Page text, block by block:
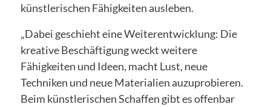
künstlerischen Fähigkeiten ausleben.
„Dabei geschieht eine Weiterentwicklung: Die
kreative Beschäftigung weckt weitere
Fähigkeiten und Ideen, macht Lust, neue
Techniken und neue Materialien auzuprobieren.
Beim künstlerischen Schaffen gibt es offenbar